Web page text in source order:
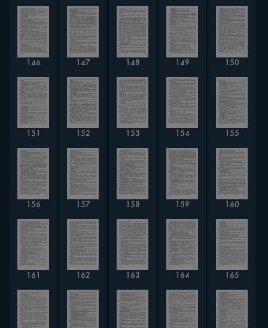
146 147 148 149 150
151 152 153 154 155
156 157 158 159 160
161 162 163 164 165